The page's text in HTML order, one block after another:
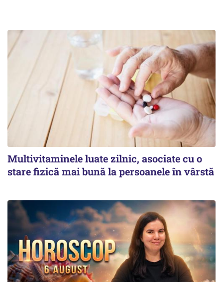
Multivitaminele luate zilnic, asociate cu o
stare fizică mai bună la persoanele în vârstă